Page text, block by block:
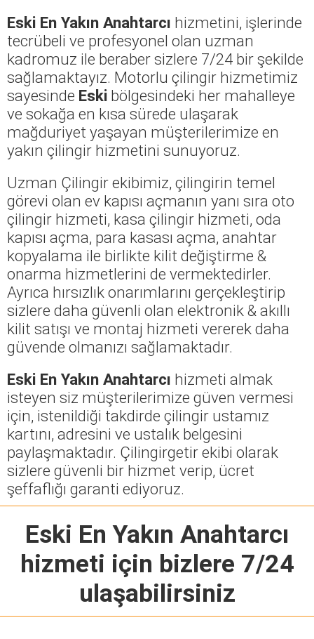
Eski En Yakın Anahtarcı hizmetini, işlerinde
tecrübeli ve profesyonel olan uzman
kadromuz ile beraber sizlere 7/24 bir şekilde
sağlamaktayız. Motorlu çilingir hizmetimiz
sayesinde Eski bölgesindeki her mahalleye
ve sokağa en kısa sürede ulaşarak
mağduriyet yaşayan müşterilerimize en
yakın çilingir hizmetini sunuyoruz.
Uzman Çilingir ekibimiz, çilingirin temel
görevi olan ev kapısı açmanın yanı sıra oto
çilingir hizmeti, kasa çilingir hizmeti, oda
kapısı açma, para kasası açma, anahtar
kopyalama ile birlikte kilit değiştirme &
onarma hizmetlerini de vermektedirler.
Ayrıca hırsızlık onarımlarını gerçekleştirip
sizlere daha güvenli olan elektronik & akıllı
kilit satışı ve montaj hizmeti vererek daha
güvende olmanızı sağlamaktadır.
Eski En Yakın Anahtarcı hizmeti almak
isteyen siz müşterilerimize güven vermesi
için, istenildiği takdirde çilingir ustamız
kartını, adresini ve ustalık belgesini
paylaşmaktadır. Çilingirgetir ekibi olarak
sizlere güvenli bir hizmet verip, ücret
şeffaflığı garanti ediyoruz.
Eski En Yakın Anahtarcı
hizmeti için bizlere 7/24
ulaşabilirsiniz